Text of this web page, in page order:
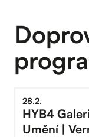
28.2.
HYB4
Umění |